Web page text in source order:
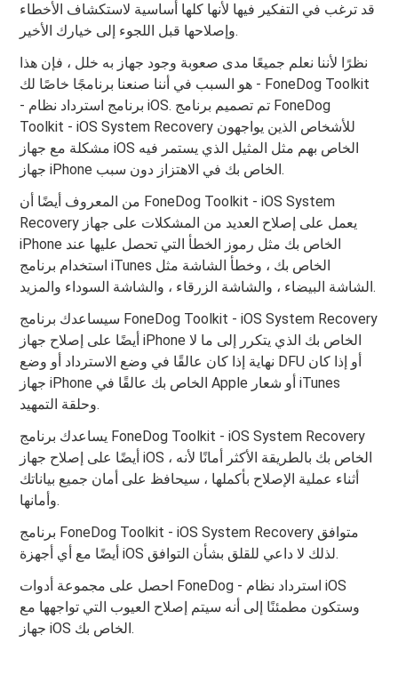
قد ترغب في التفكير فيها لأنها كلها أساسية لاستكشاف الأخطاء
وإصلاحها قبل اللجوء إلى خيارك الأخير.
نظرًا لأننا نعلم جميعًا مدى صعوبة وجود جهاز به خلل ، فإن هذا
هو السبب في أننا صنعنا برنامجًا خاصًا لك - FoneDog Toolkit
- برنامج استرداد نظام iOS. تم تصميم برنامج FoneDog
Toolkit - iOS System Recovery للأشخاص الذين يواجهون
مشكلة مع جهاز iOS الخاص بهم مثل المثيل الذي يستمر فيه
جهاز iPhone الخاص بك في الاهتزاز دون سبب.
من المعروف أيضًا أن FoneDog Toolkit - iOS System
Recovery يعمل على إصلاح العديد من المشكلات على جهاز
iPhone الخاص بك مثل رموز الخطأ التي تحصل عليها عند
استخدام برنامج iTunes الخاص بك ، وخطأ الشاشة مثل
الشاشة البيضاء ، والشاشة الزرقاء ، والشاشة السوداء والمزيد.
سيساعدك برنامج FoneDog Toolkit - iOS System Recovery
أيضًا على إصلاح جهاز iPhone الخاص بك الذي يتكرر إلى ما لا
نهاية إذا كان عالقًا في وضع الاسترداد أو وضع DFU أو إذا كان
جهاز iPhone الخاص بك عالقًا في Apple أو شعار iTunes
وحلقة التمهيد.
يساعدك برنامج FoneDog Toolkit - iOS System Recovery
أيضًا على إصلاح جهاز iOS الخاص بك بالطريقة الأكثر أمانًا لأنه ،
أثناء عملية الإصلاح بأكملها ، سيحافظ على أمان جميع بياناتك
وأمانها.
برنامج FoneDog Toolkit - iOS System Recovery متوافق
أيضًا مع أي أجهزة iOS لذلك لا داعي للقلق بشأن التوافق.
احصل على مجموعة أدوات FoneDog - استرداد نظام iOS
وستكون مطمئنًا إلى أنه سيتم إصلاح العيوب التي تواجهها مع
جهاز iOS الخاص بك.